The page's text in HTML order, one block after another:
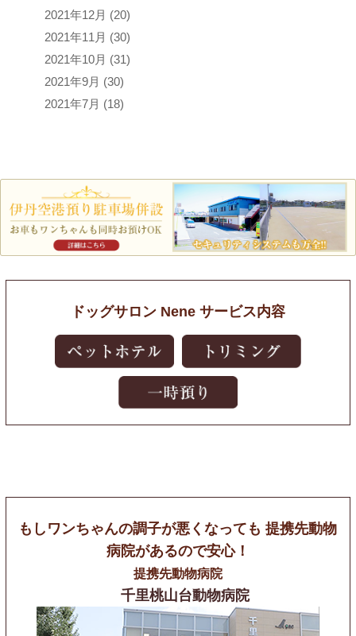
2021年12月 (20)
2021年11月 (30)
2021年10月 (31)
2021年9月 (30)
2021年7月 (18)
ドッグサロン Nene サービス内容
もしワンちゃんの調子が悪くなっても 提携先動物
病院があるので安心！
提携先動物病院
千里桃山台動物病院